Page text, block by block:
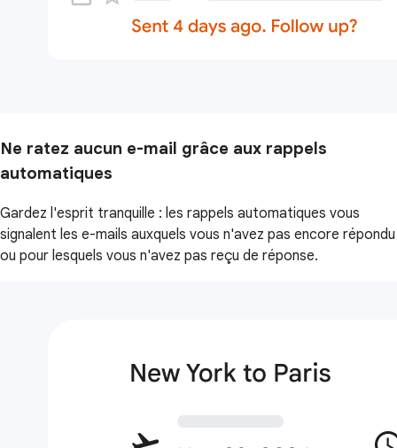
Ne ratez aucun e-mail grâce aux rappels
automatiques
Gardez l'esprit tranquille : les rappels automatiques vous
signalent les e-mails auxquels vous n'avez pas encore répondu
ou pour lesquels vous n'avez pas reçu de réponse.